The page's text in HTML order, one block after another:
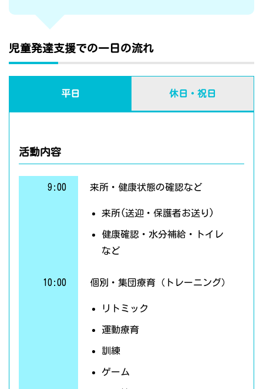
児童発達支援での一日の流れ
平日 休日・祝日
活動内容
9:00 来所・健康状態の確認など
来所(送迎・保護者お送り)
健康確認・水分補給・トイレ
など
10:00 個別・集団療育（トレーニング）
リトミック
運動療育
訓練
ゲーム